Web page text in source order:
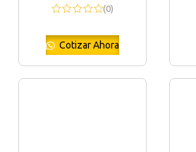
(0)
Cotizar Ahora